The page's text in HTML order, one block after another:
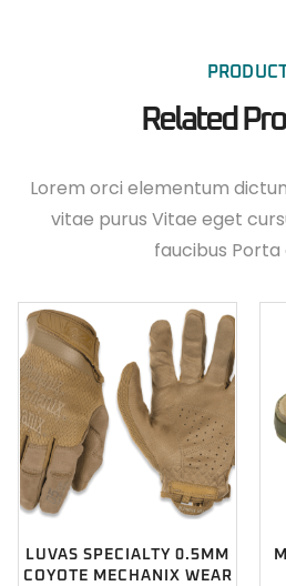
Related
Lorem orci elementum
vitae purus Vitae eget
faucibus Porta
LUVAS SPECIALTY 0.5MM
COYOTE MECHANIX WEAR